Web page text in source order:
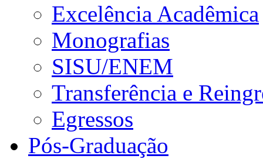
Excelência Acadêmica
Monografias
SISU/ENEM
Transferência e
Egressos
Pós-Graduação